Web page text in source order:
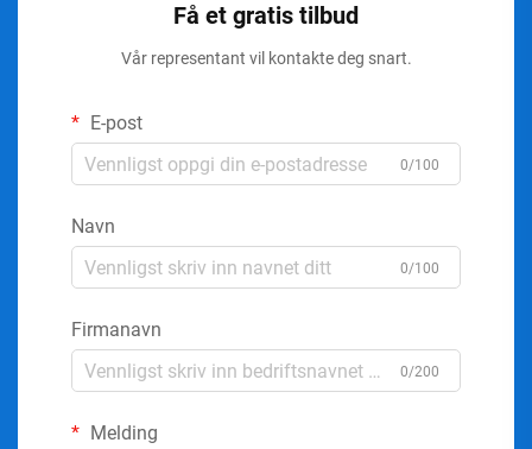
Få et gratis tilbud
Vår representant vil kontakte deg snart.
E-post
0/100
Navn
0/100
Firmanavn
0/200
Melding